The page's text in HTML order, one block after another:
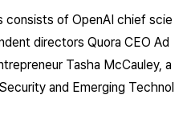
consists of OpenAI chief scie
directors Quora CEO Ad
Tasha McCauley, a
and Emerging Technol